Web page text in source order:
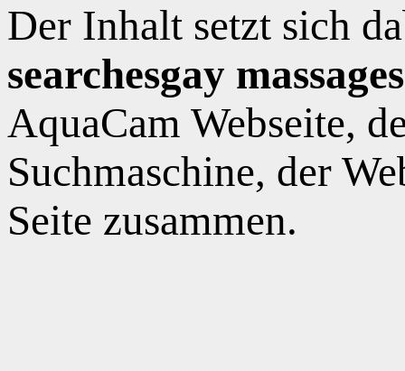
Der Inhalt setzt sich
searchesgay
AquaCam Webseite,
Suchmaschine, der
Seite zusammen.